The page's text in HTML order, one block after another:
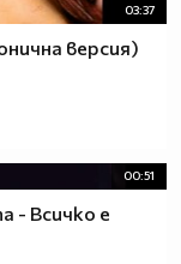
03:37
версия)
00:51
- Всичко е